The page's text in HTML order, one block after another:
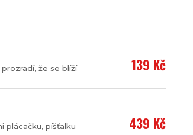
že se blíží
139 Kč
plácačku, píšťalku
439 Kč